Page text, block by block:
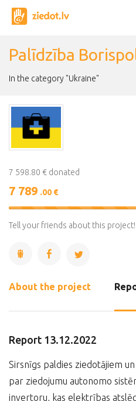
Palīdzība
In the category "Ukraine"
7 598.80 € donated
7 789 .00 €
Tell your friends about this project!
About the project
Report 13.12.2022
Sirsnīgs paldies ziedotājiem
par ziedojumu autonomo
invertoru, kas elektrības